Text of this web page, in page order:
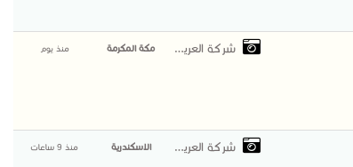
شركة العريمان مكة المكرمة منذ يوم
شركة العريمان الاسكندرية منذ 9 ساعات